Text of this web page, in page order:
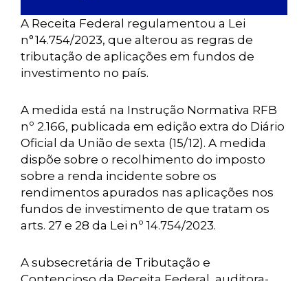
A Receita Federal regulamentou a Lei
n° 14.754/2023, que alterou as regras de
tributação de aplicações em fundos de
investimento no país.
A medida está na Instrução Normativa RFB
nº 2.166, publicada em edição extra do Diário
Oficial da União de sexta (15/12). A medida
dispõe sobre o recolhimento do imposto
sobre a renda incidente sobre os
rendimentos apurados nas aplicações nos
fundos de investimento de que tratam os
arts. 27 e 28 da Lei nº 14.754/2023.
A subsecretária de Tributação e